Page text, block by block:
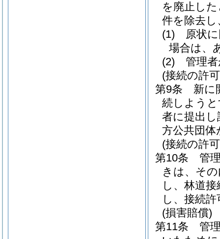
を廃止し
件を除去
(1)
原状
場合は、
(2)
管理
(接続の許
第9条
新に
続しよう
者に提出
方公共団
(接続の許
第10条
管
きは、そ
し、林道
し、接続
(損害賠償)
第11条
管